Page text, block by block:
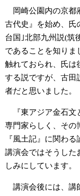
岡崎公園内の京都
古代史』を始め、氏
台国｣北部九州説(筑
であることを知りま
触れておられ、氏は
する説ですが、古田
者だと思いました。
『東アジア金石文
専門家らしく、その
『風土記』に関わ
講演会ではそうした
しみにしています。
講演会後には、講